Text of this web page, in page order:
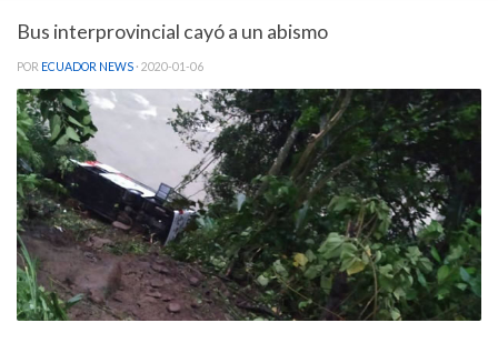
Bus interprovincial cayó a un abismo
POR ECUADOR NEWS · 2020-01-06